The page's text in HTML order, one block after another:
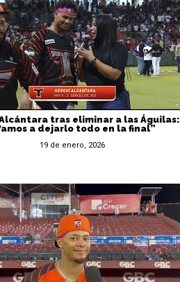
tras eliminar a las Águilas:
a dejarlo todo en la final”
19 de enero, 2026